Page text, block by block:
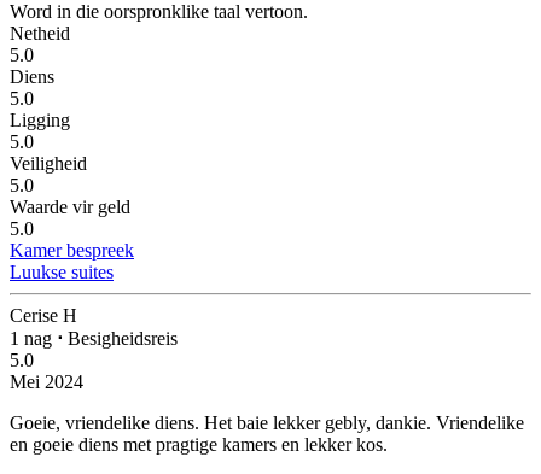
Word in die oorspronklike taal vertoon.
Netheid
5.0
Diens
5.0
Ligging
5.0
Veiligheid
5.0
Waarde vir geld
5.0
Kamer bespreek
Luukse suites
Cerise H
1 nag ⋅ Besigheidsreis
5.0
Mei 2024
Goeie, vriendelike diens. Het baie lekker gebly, dankie. Vriendelike
en goeie diens met pragtige kamers en lekker kos.